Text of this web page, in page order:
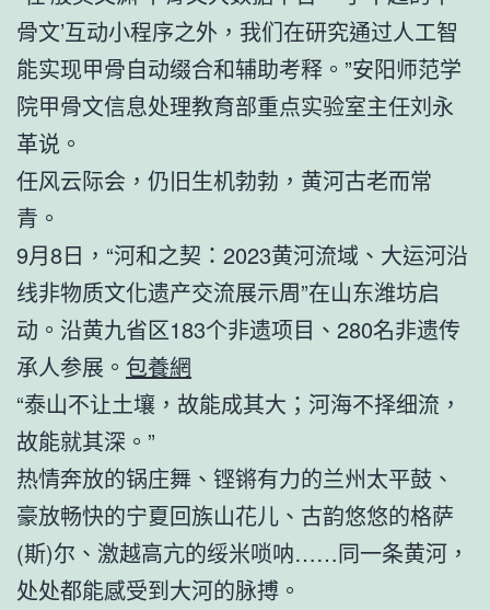
骨文’互动小程序之外，我们在研究通过人工智
能实现甲骨自动缀合和辅助考释。”安阳师范学
院甲骨文信息处理教育部重点实验室主任刘永
革说。
任风云际会，仍旧生机勃勃，黄河古老而常
青。
9月8日，“河和之契：2023黄河流域、大运河沿
线非物质文化遗产交流展示周”在山东潍坊启
动。沿黄九省区183个非遗项目、280名非遗传
承人参展。 包養網
“泰山不让土壤，故能成其大；河海不择细流，
故能就其深。”
热情奔放的锅庄舞、铿锵有力的兰州太平鼓、
豪放畅快的宁夏回族山花儿、古韵悠悠的格萨
(斯)尔、激越高亢的绥米唢呐……同一条黄河，
处处都能感受到大河的脉搏。